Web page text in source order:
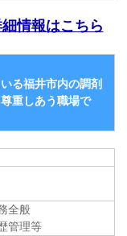
情報はこちら
る福井市内の調剤
重しあう職場で
全般
管理等